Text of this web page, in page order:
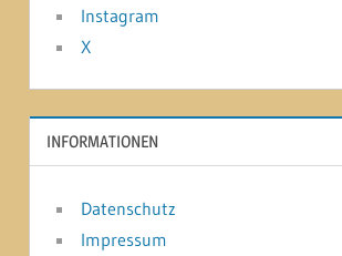
Instagram
X
INFORMATIONEN
Datenschutz
Impressum